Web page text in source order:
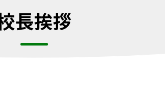
長挨拶